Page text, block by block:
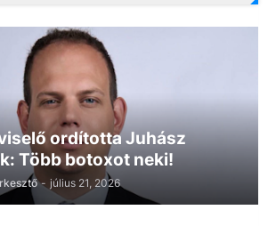
ordította Juhász
Több botoxot neki!
- július 21, 2026